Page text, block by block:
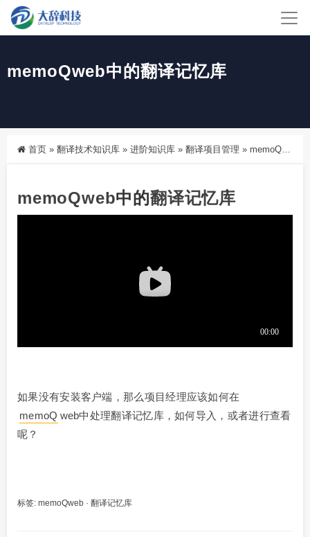
memoQweb中的翻译记忆库
首页 » 翻译技术知识库 » 进阶知识库 » 翻译项目管理 » memoQweb中的翻译记忆库
memoQweb中的翻译记忆库
如果没有安装客户端，那么项目经理应该如何在
memoQ web中处理翻译记忆库，如何导入，或者进行查看
呢？
标签: memoQweb · 翻译记忆库